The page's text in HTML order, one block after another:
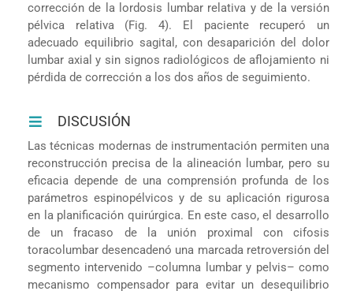
corrección de la lordosis lumbar relativa y de la versión
pélvica relativa (Fig. 4). El paciente recuperó un
adecuado equilibrio sagital, con desaparición del dolor
lumbar axial y sin signos radiológicos de aflojamiento ni
pérdida de corrección a los dos años de seguimiento.
DISCUSIÓN
Las técnicas modernas de instrumentación permiten una
reconstrucción precisa de la alineación lumbar, pero su
eficacia depende de una comprensión profunda de los
parámetros espinopélvicos y de su aplicación rigurosa
en la planificación quirúrgica. En este caso, el desarrollo
de un fracaso de la unión proximal con cifosis
toracolumbar desencadenó una marcada retroversión del
segmento intervenido –columna lumbar y pelvis– como
mecanismo compensador para evitar un desequilibrio